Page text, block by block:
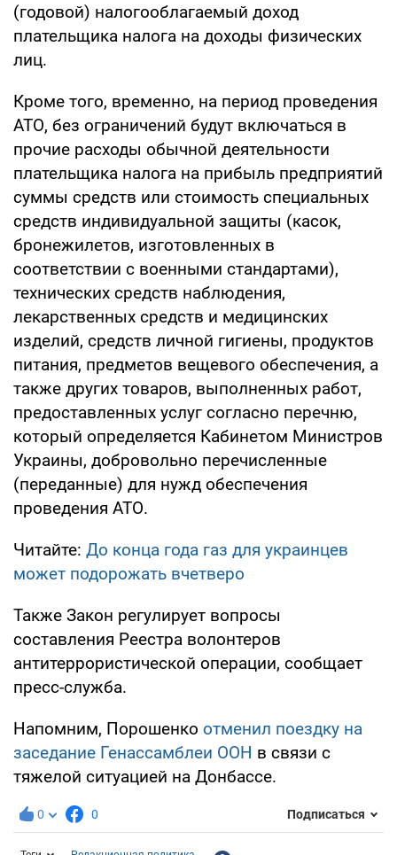
(годовой) налогооблагаемый доход
плательщика налога на доходы физических
лиц.
Кроме того, временно, на период проведения
АТО, без ограничений будут включаться в
прочие расходы обычной деятельности
плательщика налога на прибыль предприятий
суммы средств или стоимость специальных
средств индивидуальной защиты (касок,
бронежилетов, изготовленных в
соответствии с военными стандартами),
технических средств наблюдения,
лекарственных средств и медицинских
изделий, средств личной гигиены, продуктов
питания, предметов вещевого обеспечения, а
также других товаров, выполненных работ,
предоставленных услуг согласно перечню,
который определяется Кабинетом Министров
Украины, добровольно перечисленные
(переданные) для нужд обеспечения
проведения АТО.
Читайте: До конца года газ для украинцев
может подорожать вчетверо
Также Закон регулирует вопросы
составления Реестра волонтеров
антитеррористической операции, сообщает
пресс-служба.
Напомним, Порошенко отменил поездку на
заседание Генассамблеи ООН в связи с
тяжелой ситуацией на Донбассе.
0 0 Подписаться